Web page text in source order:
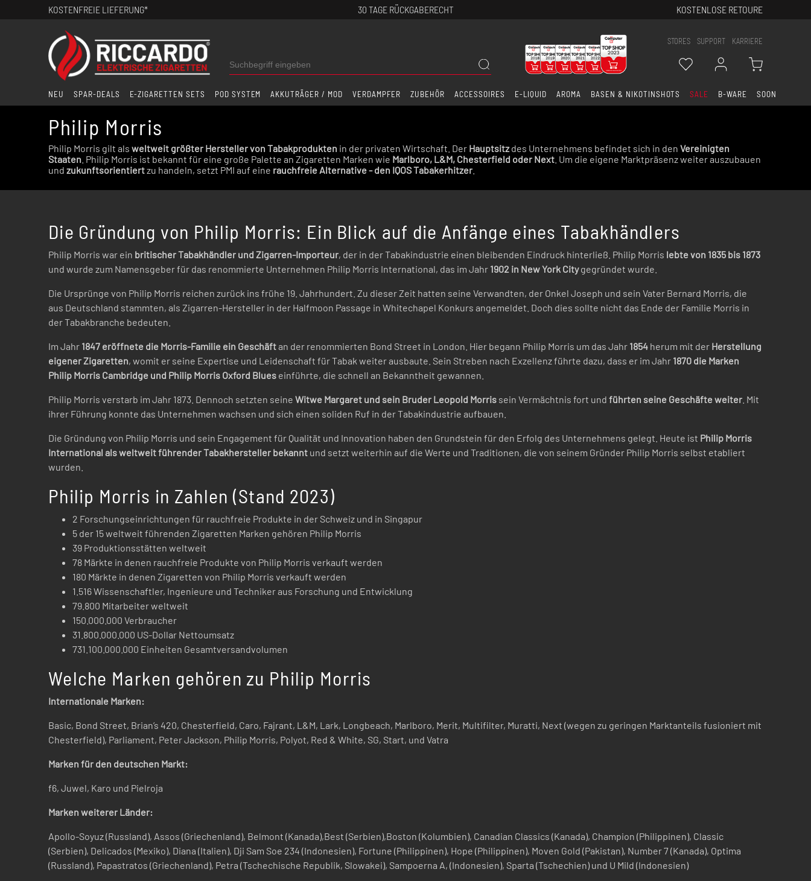
KOSTENFREIE LIEFERUNG* 30 TAGE RÜCKGABERECHT KOSTENLOSE RETOURE
STORES SUPPORT KARRIERE
NEU SPAR-DEALS E-ZIGARETTEN SETS POD SYSTEM AKKUTRÄGER / MOD VERDAMPFER ZUBEHÖR ACCESSOIRES E-LIQUID AROMA BASEN & NIKOTINSHOTS SALE B-WARE SOON
Philip Morris
Philip Morris gilt als weltweit größter Hersteller von Tabakprodukten in der privaten Wirtschaft. Der Hauptsitzdes Unternehmens befindet sich in den Vereinigten
Staaten . Philip Morris ist bekannt für eine große Palette an Zigaretten Marken wie Marlboro, L&M, Chesterfield oder Next . Um die eigene Marktpräsenz weiter auszubauen
und zukunftsorientiertzu handeln, setzt PMI auf eine rauchfreie Alternative - den IQOS Tabakerhitzer
Die Gründung von Philip Morris: Ein Blick auf die Anfänge eines Tabakhändlers
Philip Morris war ein britischer Tabakhändler und Zigarren-Importeur, der in der Tabakindustrie einen bleibenden Eindruck hinterließ. Philip Morris lebte von 1835 bis 1873
und wurde zum Namensgeber für das renommierte Unternehmen Philip Morris International, das im Jahr 1902 in New York Citygegründet wurde.
Die Ursprünge von Philip Morris reichen zurück ins frühe 19. Jahrhundert. Zu dieser Zeit hatten seine Verwandten, der Onkel Joseph und sein Vater Bernard Morris, die
aus Deutschland stammten, als Zigarren-Hersteller in der Halfmoon Passage in Whitechapel Konkurs angemeldet. Doch dies sollte nicht das Ende der Familie Morris in
der Tabakbranche bedeuten.
Im Jahr 1847 eröffnete die Morris-Familie ein Geschäftan der renommierten Bond Street in London. Hier begann Philip Morris um das Jahr 1854 herum mit der Herstellung
eigener Zigaretten, womit er seine Expertise und Leidenschaft für Tabak weiter ausbaute. Sein Streben nach Exzellenz führte dazu, dass er im Jahr 1870 die Marken
Philip Morris Cambridge und Philip Morris Oxford Blues einführte, die schnell an Bekanntheit gewannen.
Philip Morris verstarb im Jahr 1873. Dennoch setzten seine Witwe Margaret und sein Bruder Leopold Morris sein Vermächtnis fort und führten seine Geschäfte weiter . Mit
ihrer Führung konnte das Unternehmen wachsen und sich einen soliden Ruf in der Tabakindustrie aufbauen.
Die Gründung von Philip Morris und sein Engagement für Qualität und Innovation haben den Grundstein für den Erfolg des Unternehmens gelegt. Heute ist Philip Morris
International als weltweit führender Tabakhersteller bekannt und setzt weiterhin auf die Werte und Traditionen, die von seinem Gründer Philip Morris selbst etabliert
wurden.
Philip Morris in Zahlen (Stand 2023)
2 Forschungseinrichtungen für rauchfreie Produkte in der Schweiz und in Singapur
5 der 15 weltweit führenden Zigaretten Marken gehören Philip Morris
39 Produktionsstätten weltweit
78 Märkte in denen rauchfreie Produkte von Philip Morris verkauft werden
180 Märkte in denen Zigaretten von Philip Morris verkauft werden
1.516 Wissenschaftler, Ingenieure und Techniker aus Forschung und Entwicklung
79.800 Mitarbeiter weltweit
150.000.000 Verbraucher
31.800.000.000 US-Dollar Nettoumsatz
731.100.000.000 Einheiten Gesamtversandvolumen
Welche Marken gehören zu Philip Morris
Internationale Marken:
Basic, Bond Street, Brian’s 420, Chesterfield, Caro, Fajrant, L&M, Lark, Longbeach, Marlboro, Merit, Multifilter, Muratti, Next (wegen zu geringen Marktanteils fusioniert mit
Chesterfield), Parliament, Peter Jackson, Philip Morris, Polyot, Red & White, SG, Start, und Vatra
Marken für den deutschen Markt:
f6, Juwel, Karo und Pielroja
Marken weiterer Länder:
Apollo-Soyuz (Russland), Assos (Griechenland), Belmont (Kanada),Best (Serbien),Boston (Kolumbien), Canadian Classics (Kanada), Champion (Philippinen), Classic
(Serbien), Delicados (Mexiko), Diana (Italien), Dji Sam Soe 234 (Indonesien), Fortune (Philippinen), Hope (Philippinen), Moven Gold (Pakistan), Number 7 (Kanada), Optima
(Russland), Papastratos (Griechenland), Petra (Tschechische Republik, Slowakei), Sampoerna A, (Indonesien), Sparta (Tschechien) und U Mild (Indonesien)